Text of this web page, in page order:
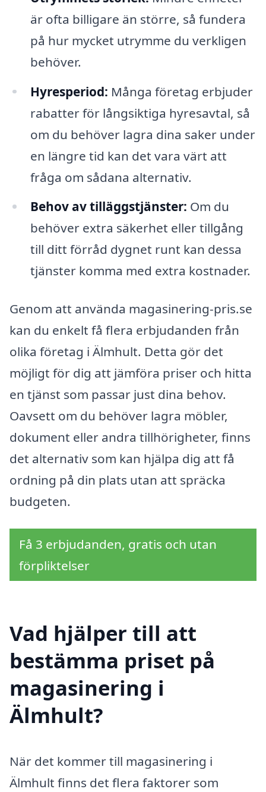
är ofta billigare än större, så fundera
på hur mycket utrymme du verkligen
behöver.
Hyresperiod: Många företag erbjuder
rabatter för långsiktiga hyresavtal, så
om du behöver lagra dina saker under
en längre tid kan det vara värt att
fråga om sådana alternativ.
Behov av tilläggstjänster: Om du
behöver extra säkerhet eller tillgång
till ditt förråd dygnet runt kan dessa
tjänster komma med extra kostnader.
Genom att använda magasinering-pris.se
kan du enkelt få flera erbjudanden från
olika företag i Älmhult. Detta gör det
möjligt för dig att jämföra priser och hitta
en tjänst som passar just dina behov.
Oavsett om du behöver lagra möbler,
dokument eller andra tillhörigheter, finns
det alternativ som kan hjälpa dig att få
ordning på din plats utan att spräcka
budgeten.
Få 3 erbjudanden, gratis och utan
förpliktelser
Vad hjälper till att
bestämma priset på
magasinering i
Älmhult?
När det kommer till magasinering i
Älmhult finns det flera faktorer som